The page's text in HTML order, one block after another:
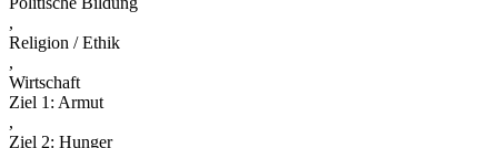
,
Religion / Ethik
,
Wirtschaft
Ziel 1: Armut
,
Ziel 2: Hunger